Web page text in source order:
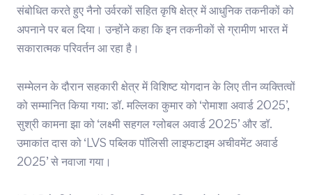
संबोधित करते हुए नैनो उर्वरकों सहित कृषि क्षेत्र में आधुनिक तकनीकों को
अपनाने पर बल दिया। उन्होंने कहा कि इन तकनीकों से ग्रामीण भारत में
सकारात्मक परिवर्तन आ रहा है।
सम्मेलन के दौरान सहकारी क्षेत्र में विशिष्ट योगदान के लिए तीन व्यक्तित्वों
को सम्मानित किया गया: डॉ. मल्लिका कुमार को ‘रोमाशा अवार्ड 2025’,
सुश्री कामना झा को ‘लक्ष्मी सहगल ग्लोबल अवार्ड 2025’ और डॉ.
उमाकांत दास को ‘LVS पब्लिक पॉलिसी लाइफटाइम अचीवमेंट अवार्ड
2025’ से नवाजा गया।